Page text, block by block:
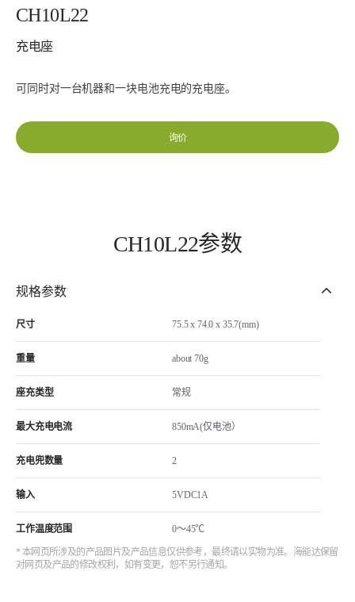
CH10L22
充电座
可同时对一台机器和一块电池充电的充电座。
询价
CH10L22参数
规格参数
尺寸 75.5 x 74.0 x 35.7(mm)
重量 about 70g
座充类型 常规
最大充电电流 850mA(仅电池）
充电兜数量 2
输入 5VDC1A
工作温度范围 0～45℃
* 本网页所涉及的产品图片及产品信息仅供参考，最终请以实物为准。海能达保留
对网页及产品的修改权利，如有变更，恕不另行通知。